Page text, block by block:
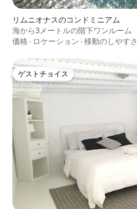
リムニオナスのコンドミニアム
海から3メートルの階下ワンルーム
価格 · ロケーション · 移動のしやすさ
ゲストチョイス
ゲストチョイス